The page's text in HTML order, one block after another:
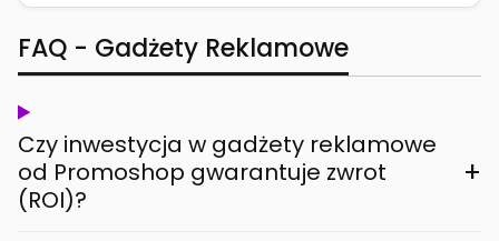
FAQ - Gadżety Reklamowe
Czy inwestycja w gadżety reklamowe
od Promoshop gwarantuje zwrot
(ROI)?
+